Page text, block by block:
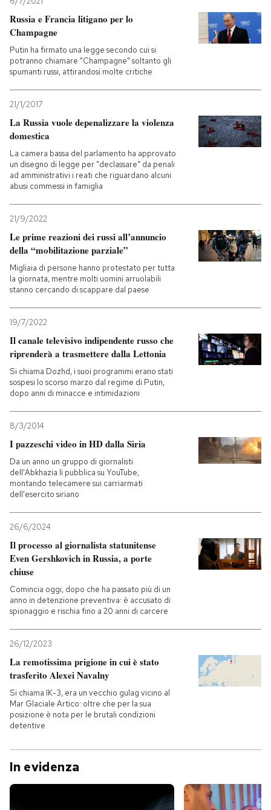
Russia e Francia litigano per lo
Champagne
Putin ha firmato una legge secondo cui si
potranno chiamare "Champagne" soltanto gli
spumanti russi, attirandosi molte critiche
21/1/2017
La Russia vuole depenalizzare la violenza
domestica
La camera bassa del parlamento ha approvato
un disegno di legge per "declassare" da penali
ad amministrativi i reati che riguardano alcuni
abusi commessi in famiglia
21/9/2022
Le prime reazioni dei russi all’annuncio
della “mobilitazione parziale”
Migliaia di persone hanno protestato per tutta
la giornata, mentre molti uomini arruolabili
stanno cercando di scappare dal paese
19/7/2022
Il canale televisivo indipendente russo che
riprenderà a trasmettere dalla Lettonia
Si chiama Dozhd, i suoi programmi erano stati
sospesi lo scorso marzo dal regime di Putin,
dopo anni di minacce e intimidazioni
8/3/2014
I pazzeschi video in HD dalla Siria
Da un anno un gruppo di giornalisti
dell'Abkhazia li pubblica su YouTube,
montando telecamere sui carriarmati
dell'esercito siriano
26/6/2024
Il processo al giornalista statunitense
Even Gershkovich in Russia, a porte
chiuse
Comincia oggi, dopo che ha passato più di un
anno in detenzione preventiva: è accusato di
spionaggio e rischia fino a 20 anni di carcere
26/12/2023
La remotissima prigione in cui è stato
trasferito Alexei Navalny
Si chiama IK-3, era un vecchio gulag vicino al
Mar Glaciale Artico: oltre che per la sua
posizione è nota per le brutali condizioni
detentive
In evidenza